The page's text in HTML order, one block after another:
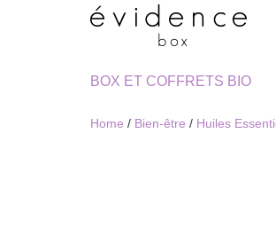
BOX ET COFFRETS BIO
Home / Bien-être / Huiles